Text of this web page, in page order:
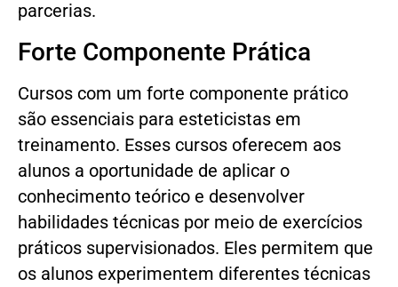
parcerias.
Forte Componente Prática
Cursos com um forte componente prático
são essenciais para esteticistas em
treinamento. Esses cursos oferecem aos
alunos a oportunidade de aplicar o
conhecimento teórico e desenvolver
habilidades técnicas por meio de exercícios
práticos supervisionados. Eles permitem que
os alunos experimentem diferentes técnicas